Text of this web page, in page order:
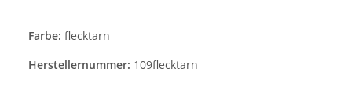
Farbe: flecktarn
Herstellernummer: 109flecktarn